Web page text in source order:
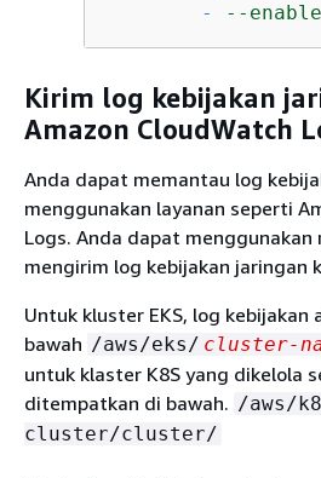
-
--
Kirim log kebijakan
Amazon CloudWatch
Anda dapat memantau log
menggunakan layanan seperti
Logs. Anda dapat
mengirim log kebijakan jaringan
Untuk kluster EKS, log
bawah /aws/eks/ cluster-
untuk klaster K8S yang dikelola
ditempatkan di bawah. /aws/
cluster/cluster/